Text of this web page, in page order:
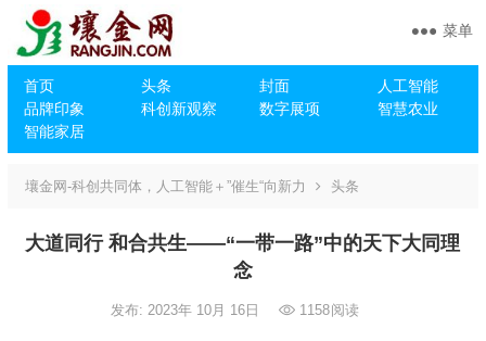
首页 头条 封面
人工智能
品牌印象
科创新观察 数字展项
智慧农业
智能家居
菜单
壤金网-科创共同体，人工智能＋”催生“向新力 头条
大道同行 和合共生——“一带一路”中的天下大同理
念
发布: 2023年 10月 16日 1158阅读